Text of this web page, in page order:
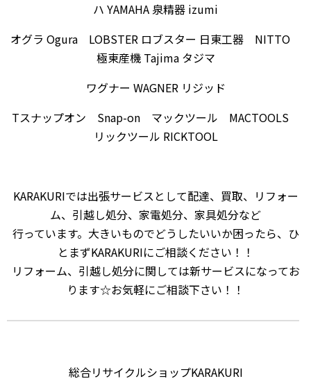
ハ YAMAHA 泉精器 izumi
オグラ Ogura LOBSTER ロブスター 日東工器 NITTO
極東産機 Tajima タジマ
ワグナー WAGNER リジッド
Tスナップオン Snap-on マックツール MACTOOLS
リックツール RICKTOOL
KARAKURIでは出張サービスとして配達、買取、リフォー
ム、引越し処分、家電処分、家具処分など
行っています。大きいものでどうしたいいか困ったら、ひ
とまずKARAKURIにご相談ください！！
リフォーム、引越し処分に関しては新サービスになってお
ります☆お気軽にご相談下さい！！
総合リサイクルショップKARAKURI